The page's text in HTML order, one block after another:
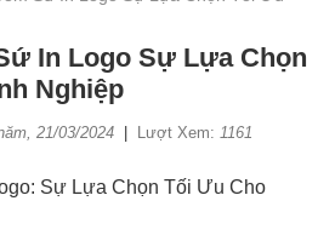
In Logo Sự Lựa Chọn
Nghiệp
21/03/2024 Lượt Xem: 1161
Sự Lựa Chọn Tối Ưu Cho